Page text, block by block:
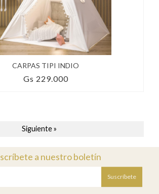
CARPAS TIPI INDIO
Gs 229.000
Siguiente »
a nuestro boletín
Suscríbete